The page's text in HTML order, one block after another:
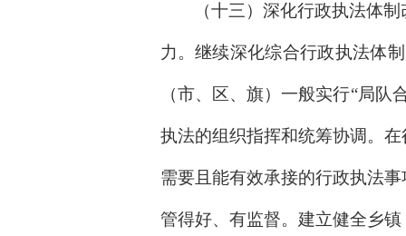
（十三）深化行政执法体
力。继续深化综合行政执法体
（市、区、旗）一般实行“局
执法的组织指挥和统筹协调。
需要且能有效承接的行政执法
管得好、有监督。建立健全乡